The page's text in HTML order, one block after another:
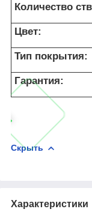
Количество
Цвет:
Тип покрытия:
Гарантия:
Скрыть
Характеристики